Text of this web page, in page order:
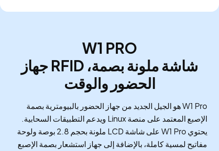
W1 PRO
شاشة ملونة بصمة، RFID جهاز
الحضور والوقت
W1 Pro هو الجيل الجديد من جهاز الحضور بالبيومترية بصمة
الإصبع المعتمد على منصة Linux ويدعم التطبيقات السحابية.
يحتوي W1 Pro على شاشة LCD ملونة بحجم 2.8 بوصة ولوحة
مفاتيح لمسية كاملة، بالإضافة إلى جهاز استشعار بصمة الإصبع